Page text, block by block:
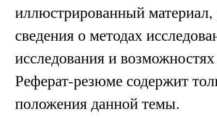
иллюстрированный
сведения о методах
исследования и
Реферат-резюме содержит
положения данной темы.